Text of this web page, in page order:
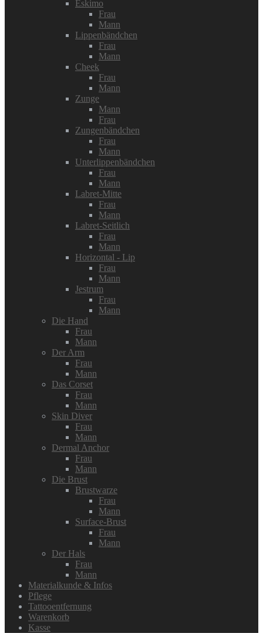
Eskimo
Frau
Mann
Lippenbändchen
Frau
Mann
Cheek
Frau
Mann
Zunge
Mann
Frau
Zungenbändchen
Frau
Mann
Unterlippenbändchen
Frau
Mann
Labret-Mitte
Frau
Mann
Labret-Seitlich
Frau
Mann
Horizontal - Lip
Frau
Mann
Jestrum
Frau
Mann
Die Hand
Frau
Mann
Der Arm
Frau
Mann
Das Corset
Frau
Mann
Skin Diver
Frau
Mann
Dermal Anchor
Frau
Mann
Die Brust
Brustwarze
Frau
Mann
Surface-Brust
Frau
Mann
Der Hals
Frau
Mann
Materialkunde & Infos
Pflege
Tattooentfernung
Warenkorb
Kasse